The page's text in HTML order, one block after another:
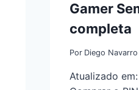
Gamer
completa
Por Diego Navarro
Atualizado